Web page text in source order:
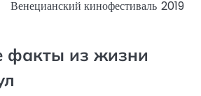
Венецианский кинофестиваль 2019
факты из жизни